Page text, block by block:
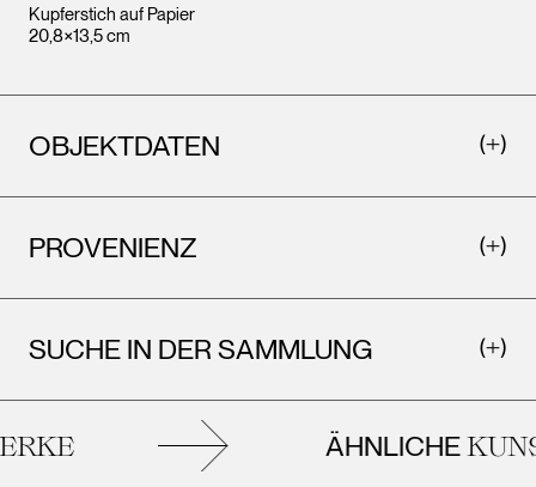
Kupferstich auf Papier
20,8×13,5 cm
OBJEKTDATEN
PROVENIENZ
SUCHE IN DER SAMMLUNG
ÄHNLICHE